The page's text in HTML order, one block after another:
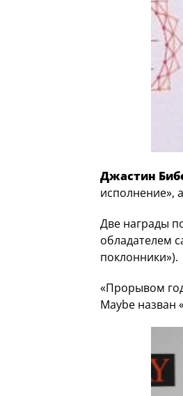
Джастин
исполнение»,
Две награды
обладателем
поклонники»).
«Прорывом
Maybe назван